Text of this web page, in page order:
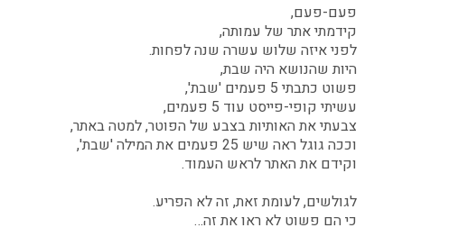
פעם-פעם,
קידמתי אתר של עמותה,
לפני איזה שלוש עשרה שנה לפחות.
היות שהנושא היה שבת,
פשוט כתבתי 5 פעמים 'שבת',
עשיתי קופי-פייסט עוד 5 פעמים,
צבעתי את האותיות בצבע של הפוטר, למטה באתר,
וככה גוגל ראה שיש 25 פעמים את המילה 'שבת',
וקידם את האתר לראש העמוד.
לגולשים, לעומת זאת, זה לא הפריע.
כי הם פשוט לא ראו את זה…